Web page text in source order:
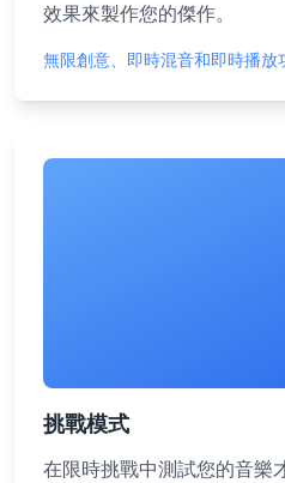
效果來製作您的傑作。
無限創意、即時混音和即時播放
挑戰模式
在限時挑戰中測試您的音樂